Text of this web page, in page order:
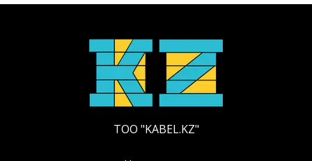
ТОО "KABEL.KZ"